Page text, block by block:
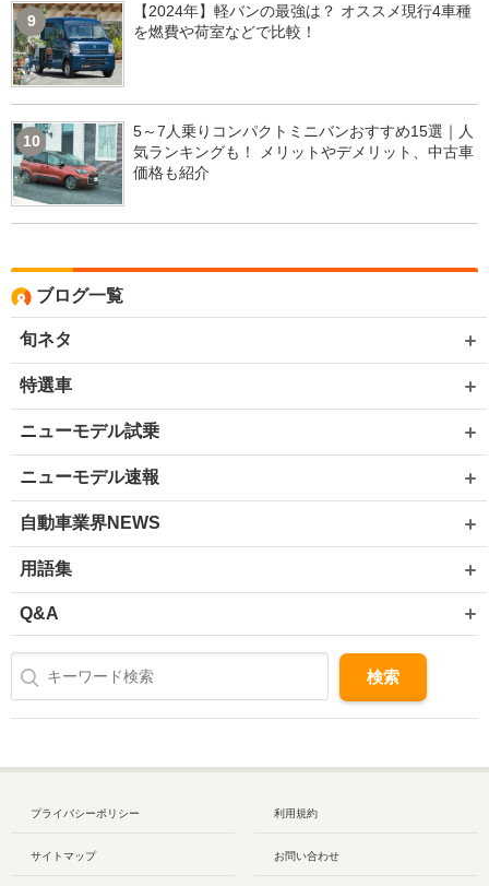
9
【2024年】軽バンの最強は？ オススメ現行4車種
を燃費や荷室などで比較！
10
5～7人乗りコンパクトミニバンおすすめ15選｜人
気ランキングも！ メリットやデメリット、中古車
価格も紹介
ブログ一覧
旬ネタ
特選車
ニューモデル試乗
ニューモデル速報
自動車業界NEWS
用語集
Q&A
プライバシーポリシー 利用規約
サイトマップ お問い合わせ